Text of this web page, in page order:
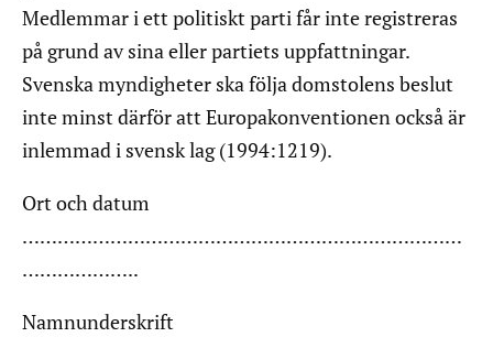
Medlemmar i ett politiskt parti får inte registreras
på grund av sina eller partiets uppfattningar.
Svenska myndigheter ska följa domstolens beslut
inte minst därför att Europakonventionen också är
inlemmad i svensk lag (1994:1219).
Ort och datum
…………………………………………………………………
………………..
Namnunderskrift